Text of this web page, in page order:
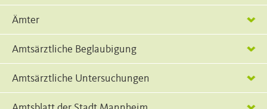
Ämter
Amtsärztliche Beglaubigung
Amtsärztliche Untersuchungen